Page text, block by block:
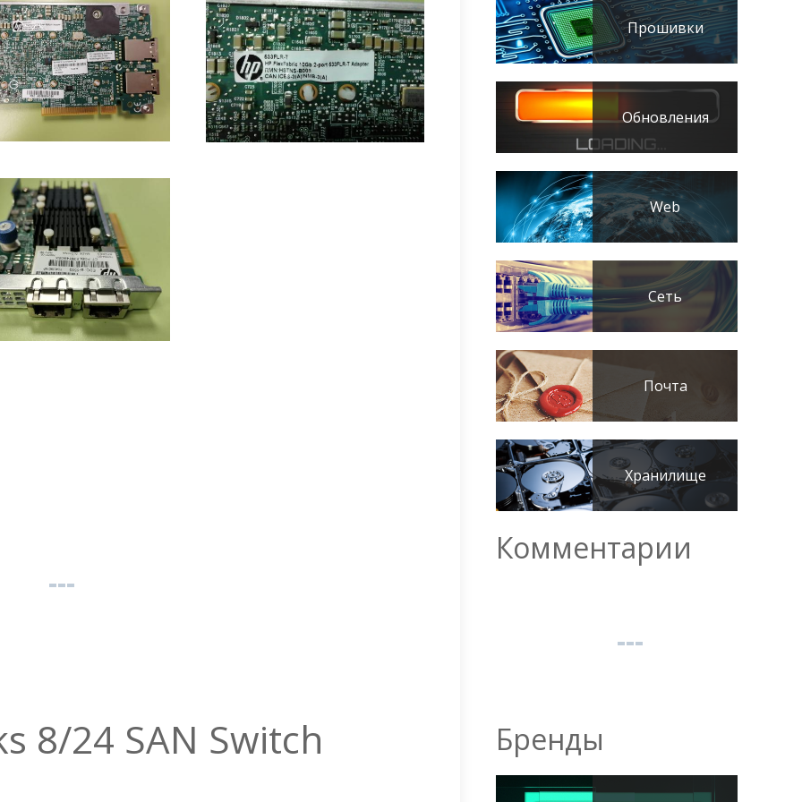
8/24 SAN Switch
Прошивки
Обновления
Web
Сеть
Почта
Хранилище
Комментарии
Бренды